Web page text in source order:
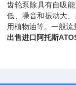
齿轮泵除具有自吸
低、噪音和振动大
用植物油等。一般
出售进口阿托斯